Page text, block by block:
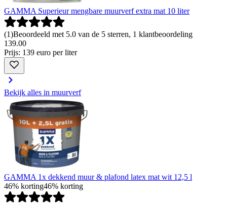
GAMMA Superieur mengbare muurverf extra mat 10 liter
(1)Beoordeeld met 5.0 van de 5 sterren, 1 klantbeoordeling
139.00
Prijs: 139 euro per liter
Bekijk alles in muurverf
GAMMA 1x dekkend muur & plafond latex mat wit 12,5 l
46% korting46% korting